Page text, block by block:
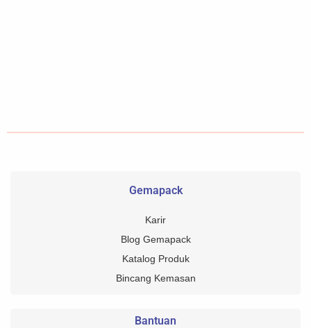
Gemapack
Karir
Blog Gemapack
Katalog Produk
Bincang Kemasan
Bantuan